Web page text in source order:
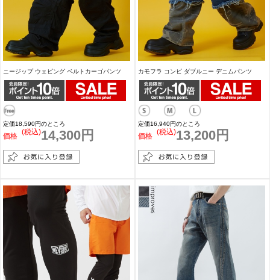
ニージップ ウェビング ベルトカーゴパンツ
定価18,590円のところ
価格 14,300円
(税込)
カモフラ コンビ ダブルニー デニムパンツ
定価16,940円のところ
価格 13,200円
(税込)